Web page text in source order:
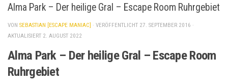
Alma Park – Der heilige Gral – Escape Room Ruhrgebiet
VON SEBASTIAN [ESCAPE MANIAC] · VERÖFFENTLICHT 27. SEPTEMBER 2016 ·
AKTUALISIERT 2. AUGUST 2022
Alma Park – Der heilige Gral – Escape Room
Ruhrgebiet